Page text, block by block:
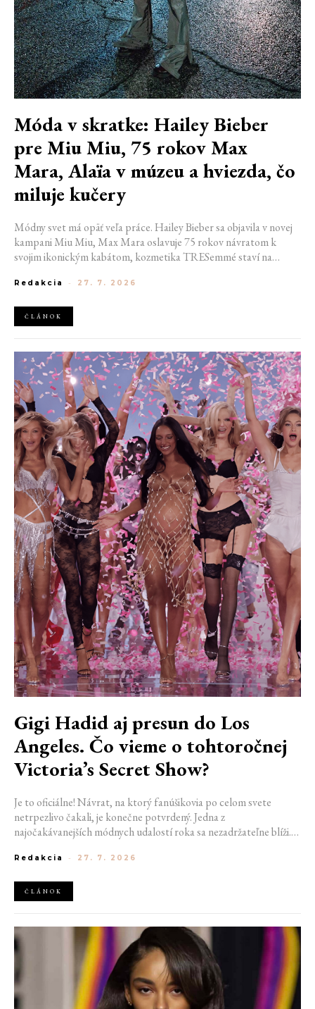
Móda v skratke: Hailey Bieber
pre Miu Miu, 75 rokov Max
Mara, Alaïa v múzeu a hviezda, čo
miluje kučery
Módny svet má opäť veľa práce. Hailey Bieber sa objavila v novej
kampani Miu Miu, Max Mara oslavuje 75 rokov návratom k
svojim ikonickým kabátom, kozmetika TRESemmé staví na
a v San Franciscu pripravujú prvú veľkú americkú retrospektívu
Redakcia - 27. 7. 2026
ČLÁNOK
Gigi Hadid aj presun do Los
Angeles. Čo vieme o tohtoročnej
Victoria’s Secret Show?
Je to oficiálne! Návrat, na ktorý fanúšikovia po celom svete
netrpezlivo čakali, je konečne potvrdený. Jedna z
najočakávanejších módnych udalostí roka sa nezadržateľne blíži.
veľké novinky. Organizátori už prezradili miesto konania
prejde po ikonickom móle.
Redakcia - 27. 7. 2026
ČLÁNOK